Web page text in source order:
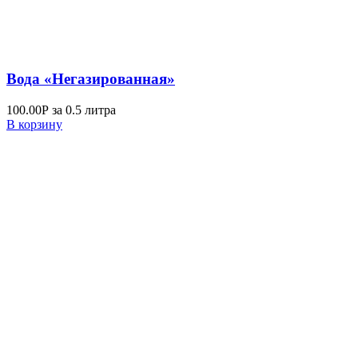
Вода «Негазированная»
100.00Р за 0.5 литра
В корзину